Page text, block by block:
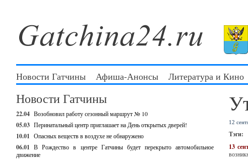
Новости Гатчины Афиша-Анонсы Литература и Кино
Новости Гатчины
22.04 Возобновил работу сезонный маршрут № 10
05.03 Перинатальный центр приглашает на День открытых дверей!
10.01 Опасных веществ в воздухе не обнаружено
06.01 В Рождество в центре Гатчины будет перекрыто автомобильное
движение
12
Тэги:
13